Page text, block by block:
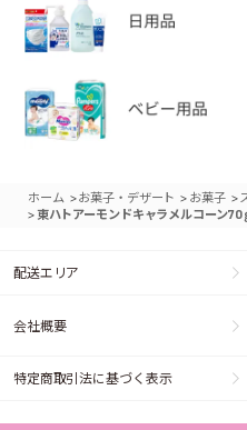
ホーム >お菓子・デザート > お菓子 >
>東ハトアーモンドキャラメルコーン70
配送エリア
会社概要
特定商取引法に基づく表示